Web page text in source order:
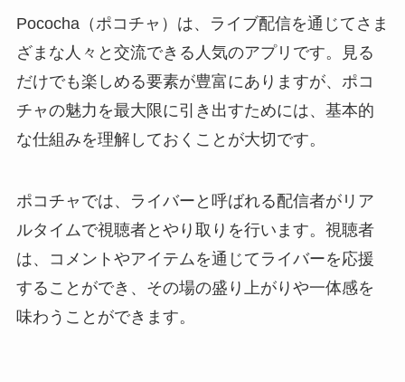
Pococha（ポコチャ）は、ライブ配信を通じてさま
ざまな人々と交流できる人気のアプリです。見る
だけでも楽しめる要素が豊富にありますが、ポコ
チャの魅力を最大限に引き出すためには、基本的
な仕組みを理解しておくことが大切です。
ポコチャでは、ライバーと呼ばれる配信者がリア
ルタイムで視聴者とやり取りを行います。視聴者
は、コメントやアイテムを通じてライバーを応援
することができ、その場の盛り上がりや一体感を
味わうことができます。